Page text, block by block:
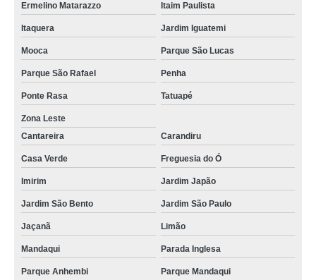
Ermelino Matarazzo Itaim Paulista
Itaquera Jardim Iguatemi
Mooca Parque São Lucas
Parque São Rafael Penha
Ponte Rasa Tatuapé
Zona Leste
Cantareira
Carandiru
Casa Verde Freguesia do Ó
Imirim Jardim Japão
Jardim São Bento Jardim São Paulo
Jaçanã Limão
Mandaqui Parada Inglesa
Parque Anhembi Parque Mandaqui